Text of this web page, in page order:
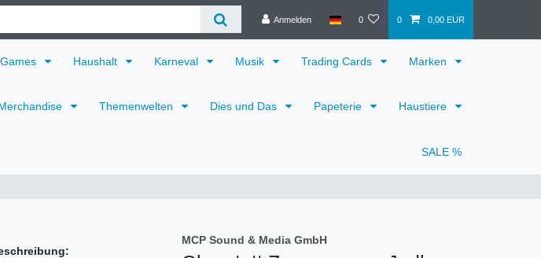
Anmelden 0 0 0,00 EUR
Games Haushalt Karneval Musik Trading Cards Marken
Themenwelten Dies und Das Papeterie Haustiere
SALE %
MCP Sound & Media GmbH